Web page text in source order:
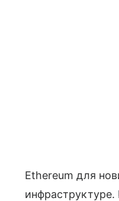
Ethereum для
инфраструктуре.